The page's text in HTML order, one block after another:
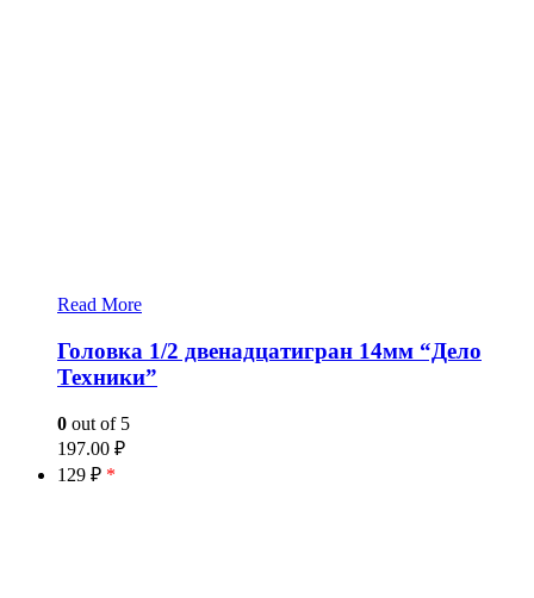
Read More
Головка 1/2 двенадцатигран 14мм “Дело
Техники”
0 out of 5
197.00 ₽
129 ₽ *